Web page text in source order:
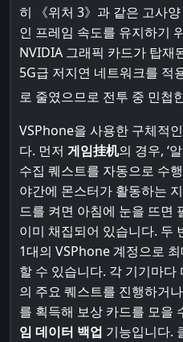
히 《위처 3》과 같은 고사
인 프레임 속도를 유지하기
NVIDIA 그래픽 카드가 탑재
5G급 저지연 네트워크를 적
로 줄였으므로 전투 중 민첩
VSPhone을 사용한 구체적
다. 먼저 게임挂机의 경우, ‘
수집 퀘스트를 자동으로 수
야간에 몬스터가 활동하는
드를 켜면 아침에 눈을 뜨면
이미 채집되어 있습니다. 두
1대의 VSPhone 계정으로
할 수 있습니다. 각 기기마
의 주요 퀘스트를 진행하거
를 획득해 보상 카드를 모을
임 데이터 백업 기능입니다.